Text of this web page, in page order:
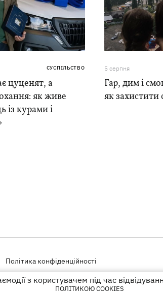
СУСПІЛЬСТВО
цуценят, а
як живе
із курами і
5 серпня
Гар, дим і
як захистити
Політика конфіденційності
рекламиз користувачем під час
ПОЛІТИКОЮ COOKIES